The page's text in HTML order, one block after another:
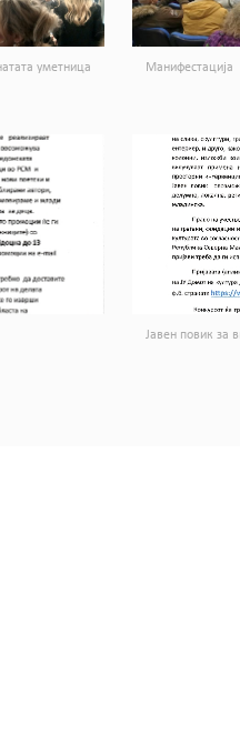
уметница
Манифестација
Јавен повик за